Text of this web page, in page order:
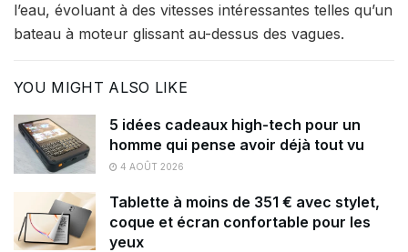
l’eau, évoluant à des vitesses intéressantes telles qu’un
bateau à moteur glissant au-dessus des vagues.
YOU MIGHT ALSO LIKE
5 idées cadeaux high-tech pour un
homme qui pense avoir déjà tout vu
4 AOÛT 2026
Tablette à moins de 351 € avec stylet,
coque et écran confortable pour les
yeux